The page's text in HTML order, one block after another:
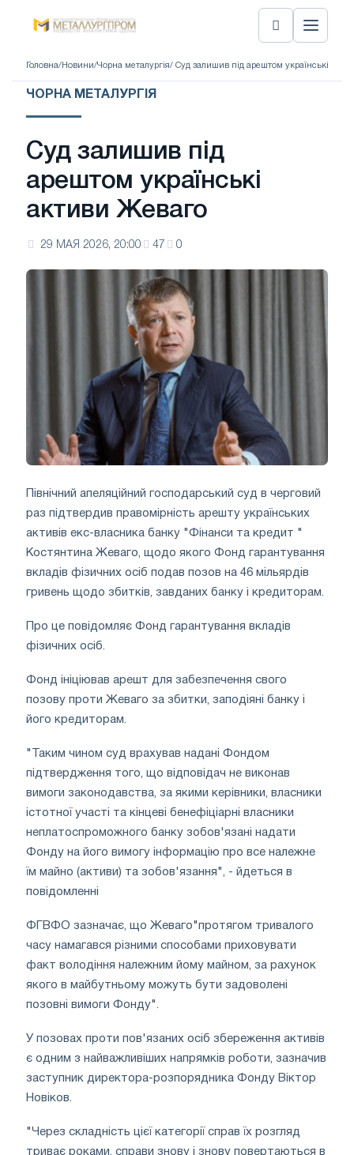
Головна/ Новини/Чорна металургія/ Суд залишив під арештом українські
ЧОРНА МЕТАЛУРГІЯ
Суд залишив під
арештом українські
активи Жеваго
29 МАЯ 2026, 20:00 47 0
Північний апеляційний господарський суд в черговий
раз підтвердив правомірність арешту українських
активів екс-власника банку "Фінанси та кредит "
Костянтина Жеваго, щодо якого Фонд гарантування
вкладів фізичних осіб подав позов на 46 мільярдів
гривень щодо збитків, завданих банку і кредиторам.
Про це повідомляє Фонд гарантування вкладів
фізичних осіб.
Фонд ініціював арешт для забезпечення свого
позову проти Жеваго за збитки, заподіяні банку і
його кредиторам.
"Таким чином суд врахував надані Фондом
підтвердження того, що відповідач не виконав
вимоги законодавства, за якими керівники, власники
істотної участі та кінцеві бенефіціарні власники
неплатоспроможного банку зобов'язані надати
Фонду на його вимогу інформацію про все належне
їм майно (активи) та зобов'язання", - йдеться в
повідомленні
ФГВФО зазначає, що Жеваго"протягом тривалого
часу намагався різними способами приховувати
факт володіння належним йому майном, за рахунок
якого в майбутньому можуть бути задоволені
позовні вимоги Фонду".
У позовах проти пов'язаних осіб збереження активів
є одним з найважливіших напрямків роботи, зазначив
заступник директора-розпорядника Фонду Віктор
Новіков.
"Через складність цієї категорії справ їх розгляд
триває роками, справи знову і знову повертаються в